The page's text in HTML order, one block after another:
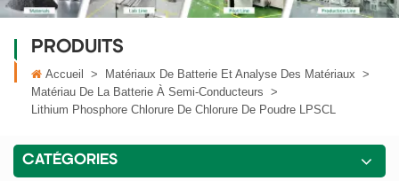
PRODUITS
Accueil > Matériaux De Batterie Et Analyse Des Matériaux >
Matériau De La Batterie À Semi-Conducteurs >
Lithium Phosphore Chlorure De Chlorure De Poudre LPSCL
CATÉGORIES